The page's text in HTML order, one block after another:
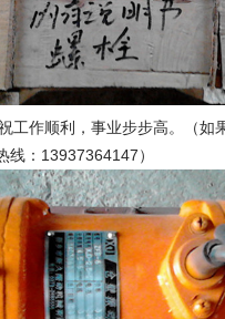
作顺利，事业步步高。（如
：13937364147）